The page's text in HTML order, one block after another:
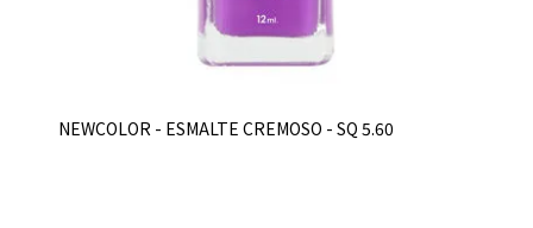
NEWCOLOR - ESMALTE CREMOSO - SQ 5.60